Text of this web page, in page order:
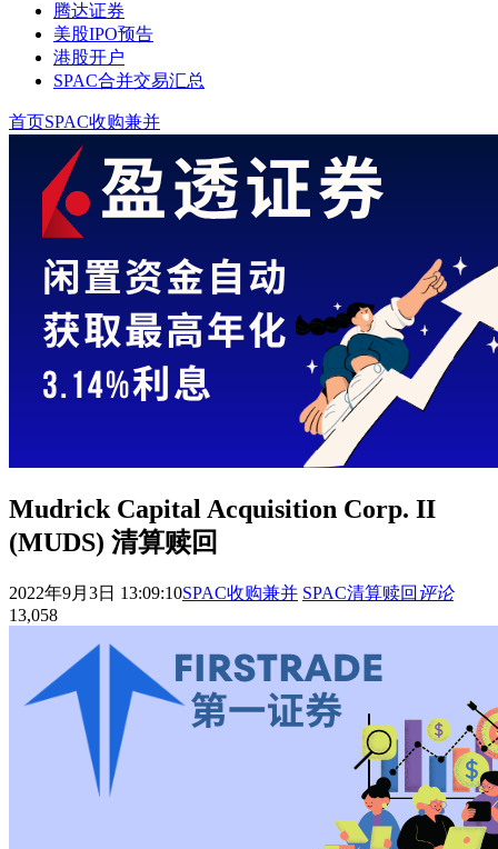
腾达证券
美股IPO预告
港股开户
SPAC合并交易汇总
首页SPAC收购兼并
Mudrick Capital Acquisition Corp. II
(MUDS) 清算赎回
2022年9月3日 13:09:10SPAC收购兼并 SPAC清算赎回 评论
13,058